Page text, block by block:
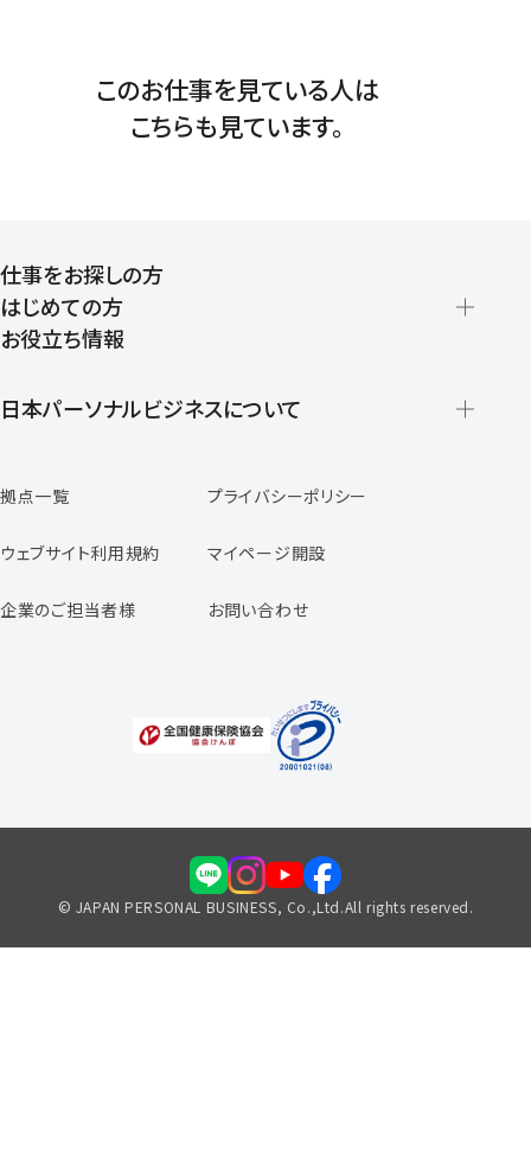
このお仕事を見ている人は
こちらも見ています。
仕事をお探しの方
はじめての方
登録から就業開始までの流れ
お役立ち情報
日本パーソナルビジネスについて
スタッフの声
専任コンサルタントの声
福利厚生のご案内
拠点一覧 プライバシーポリシー
ウェブサイト利用規約 マイページ開設
企業のご担当者様 お問い合わせ
© JAPAN PERSONAL BUSINESS, Co.,Ltd.All rights reserved.